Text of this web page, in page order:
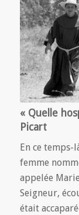
« Quelle
Picart
En ce temps-
femme
appelée
Seigneur,
était